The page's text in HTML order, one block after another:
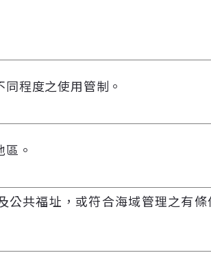
程度之使用管制。
。
公共福址，或符合海域管理之有